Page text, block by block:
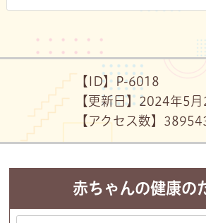
【ID】 P-6018
【更新日】 2024年5月
【アクセス数】 38954
赤ちゃんの健康の